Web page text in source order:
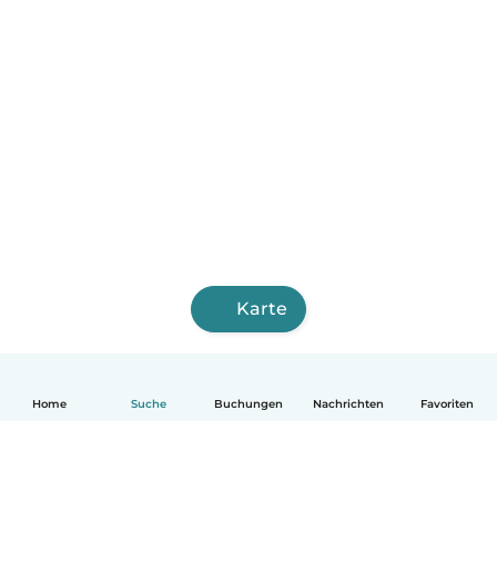
Home Suche Buchungen Nachrichten Favoriten
Karte